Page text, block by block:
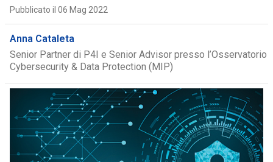
Pubblicato il 06 Mag 2022
Anna Cataleta
Senior Partner di P4I e Senior Advisor presso l’Osservatorio
Cybersecurity & Data Protection (MIP)